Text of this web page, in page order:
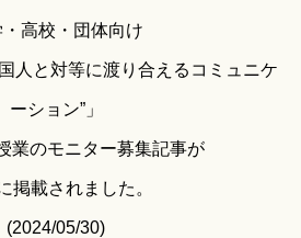
高校・団体向け
人と対等に渡り合えるコミュニケ
ーション”」
業のモニター募集記事が
掲載されました。
(2024/05/30)